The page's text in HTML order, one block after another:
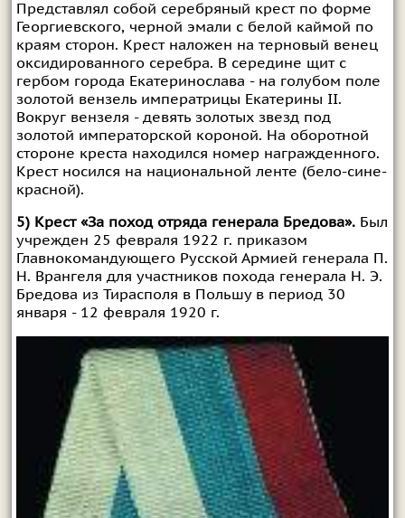
Представлял собой серебряный крест по форме
Георгиевского, черной эмали с белой каймой по
краям сторон. Крест наложен на терновый венец
оксидированного серебра. В середине щит с
гербом города Екатеринослава - на голубом поле
золотой вензель императрицы Екатерины II.
Вокруг вензеля - девять золотых звезд под
золотой императорской короной. На оборотной
стороне креста находился номер награжденного.
Крест носился на национальной ленте (бело-сине-
красной).
5) Крест «За поход отряда генерала Бредова».Был
учрежден 25 февраля 1922 г. приказом
Главнокомандующего Русской Армией генерала П.
Н. Врангеля для участников похода генерала Н. Э.
Бредова из Тирасполя в Польшу в период 30
января - 12 февраля 1920 г.